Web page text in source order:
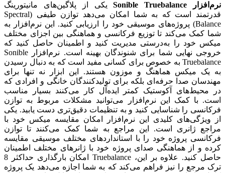
نرم‌افزار Sonible Truebalance
یکی از پلاگین‌های مانیتورینگ
قدرتمند است که به شما امکان می‌دهد توازن طیفی (Spectral
Balance) پروژه‌های موسیقی خود را ارزیابی کنید. این نرم‌افزار به
شما کمک می‌کند تا توزیع فرکانسی و هماهنگی بین اجزای مختلف
میکس خود را به‌درستی مدیریت کنید و اطمینان حاصل کنید که
خروجی نهایی شما برای شنوندگان بهینه است. نرم‌افزار Sonible
Truebalance به خصوص برای کسانی مفید است که به دنبال رسیدن
به یک میکس هماهنگ و موزون هستند. این ابزار نه تنها برای
مهندسان صدا حرفه‌ای بلکه برای تولیدکنندگان خانگی و افرادی که
در محیط‌های آکوستیک کمتر ایده‌آل کار می‌کنند بسیار مناسب
است. با کمک این نرم‌افزار می‌توانید مشکلات مربوط به توازن
فرکانسی را شناسایی کنید و به تنظیمات دقیق‌تری دست یابید. یکی
از ویژگی‌های کلیدی این نرم‌افزار امکان مقایسه میکس خود با
مراجع ژانری است. این مراجع به شما کمک می‌کنند تا توازن
فرکانسی پروژه خود را با استانداردهای مختلف موسیقی مقایسه
کرده و از هماهنگی صدای پروژه خود با ژانرهای مختلف اطمینان
حاصل کنید. علاوه بر این، Truebalance امکان بارگذاری حداکثر 8
ترک مرجع را نیز فراهم می‌کند که به شما اجازه می‌دهد یک پروژه